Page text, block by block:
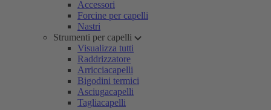
Accessori
Forcine per capelli
Nastri
Strumenti per capelli
Visualizza tutti
Raddrizzatore
Arricciacapelli
Bigodini termici
Asciugacapelli
Tagliacapelli